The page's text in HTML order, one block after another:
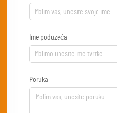
Ime poduzeća
Poruka